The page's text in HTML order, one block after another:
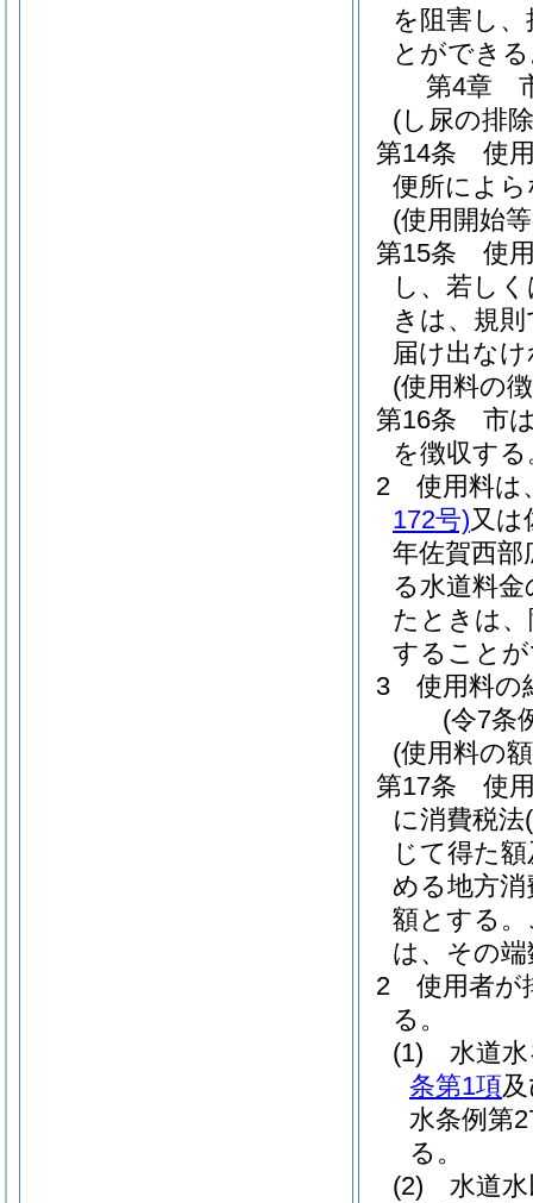
を阻害し
とができ
第4章
(し尿の排
第14条
使
便所によ
(使用開始
第15条
使
し、若し
きは、規
届け出な
(使用料の
第16条
市
を徴収する
2
使用料は
172号)又は
年佐賀西部
る水道料
たときは
すること
3
使用料の
(令7条
(使用料の
第17条
使
に消費税法
じて得た
める地方
額とする。
は、その
2
使用者が
る。
(1)
水道
条第1項
水条例第
る。
(2)
水道